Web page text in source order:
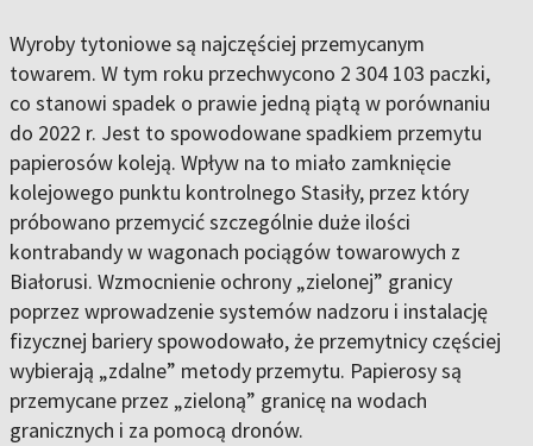
Wyroby tytoniowe są najczęściej przemycanym
towarem. W tym roku przechwycono 2 304 103 paczki,
co stanowi spadek o prawie jedną piątą w porównaniu
do 2022 r. Jest to spowodowane spadkiem przemytu
papierosów koleją. Wpływ na to miało zamknięcie
kolejowego punktu kontrolnego Stasiły, przez który
próbowano przemycić szczególnie duże ilości
kontrabandy w wagonach pociągów towarowych z
Białorusi. Wzmocnienie ochrony „zielonej” granicy
poprzez wprowadzenie systemów nadzoru i instalację
fizycznej bariery spowodowało, że przemytnicy częściej
wybierają „zdalne” metody przemytu. Papierosy są
przemycane przez „zieloną” granicę na wodach
granicznych i za pomocą dronów.